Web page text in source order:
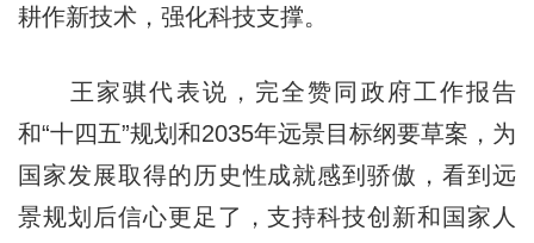
耕作新技术，强化科技支撑。
王家骐代表说，完全赞同政府工作报告
和“十四五”规划和2035年远景目标纲要草案，为
国家发展取得的历史性成就感到骄傲，看到远
景规划后信心更足了，支持科技创新和国家人